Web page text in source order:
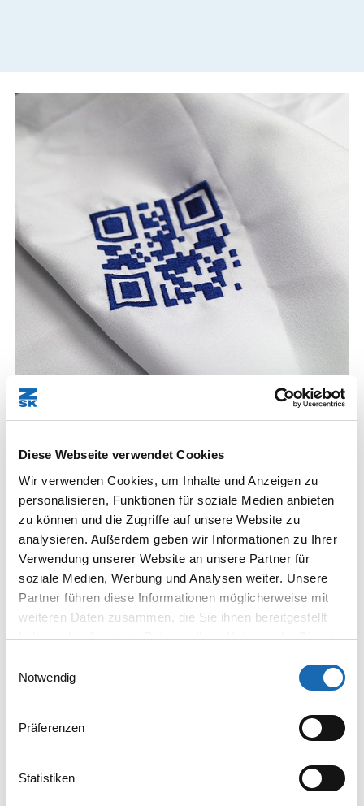
Diese Webseite verwendet Cookies
Wir verwenden Cookies, um Inhalte und Anzeigen zu
personalisieren, Funktionen für soziale Medien anbieten
zu können und die Zugriffe auf unsere Website zu
analysieren. Außerdem geben wir Informationen zu Ihrer
Verwendung unserer Website an unsere Partner für
soziale Medien, Werbung und Analysen weiter. Unsere
Partner führen diese Informationen möglicherweise mit
weiteren Daten zusammen, die Sie ihnen bereitgestellt
haben oder die sie im Rahmen Ihrer Nutzung der Dienste
Notwendig
Präferenzen
Statistiken
QR Code
Seltsame, aber nützliche Muster
QR Codes sind zu einem sehr nützlichen Werkzeug geworden,
um Informationen und Ressourcen sehr schnell auszutauschen.
Dies kann bei Messen, Besprechungen oder beim Networking
Mit der F-Kopf-Stickerei können Materialien schnell und sauber
QR-Codes hinzugefügt und Optionen für Skalierung und
Anpassung bereitgestellt werden. Diese Technik kann leicht auf
Dinge wie Tischdecken, Muster oder Handzettel angewendet